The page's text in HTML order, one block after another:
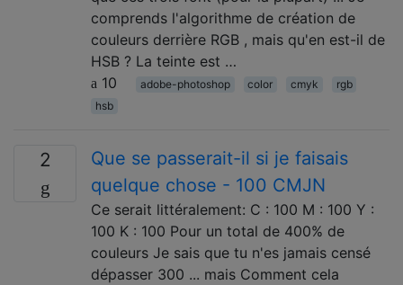
comprends l'algorithme de création de
couleurs derrière RGB , mais qu'en est-il de
HSB ? La teinte est …
10
adobe-photoshop color cmyk
rgb
hsb
2
Que se passerait-il si je faisais
quelque chose - 100 CMJN
Ce serait littéralement: C : 100 M : 100 Y :
100 K : 100 Pour un total de 400% de
couleurs Je sais que tu n'es jamais censé
dépasser 300 ... mais Comment cela